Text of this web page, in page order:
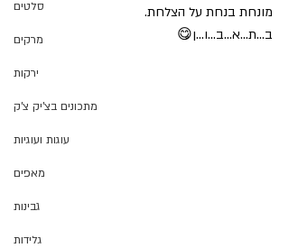
סלטים
מרקים
ירקות
מתכונים בצ'יק צ'ק
עוגות ועוגיות
מאפים
גבינות
גלידות
מונחת בנחת על הצלחת.
ב...ת...א...ב...ו...ן😋